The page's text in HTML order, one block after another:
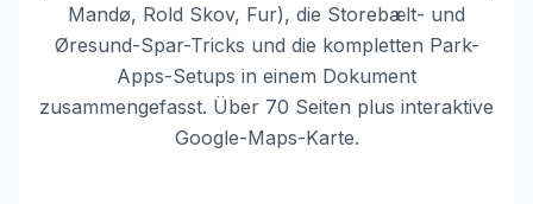
Mandø, Rold Skov, Fur), die Storebælt- und
Øresund-Spar-Tricks und die kompletten Park-
Apps-Setups in einem Dokument
zusammengefasst. Über 70 Seiten plus interaktive
Google-Maps-Karte.